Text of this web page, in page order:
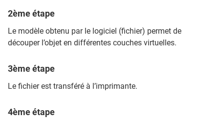
2ème étape
Le modèle obtenu par le logiciel (fichier) permet de
découper l’objet en différentes couches virtuelles.
3ème étape
Le fichier est transféré à l’imprimante.
4ème étape